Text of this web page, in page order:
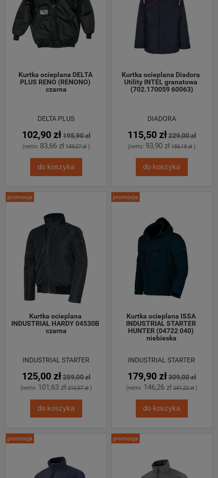
Kurtka ocieplana DELTA
PLUS RENO (RENONO)
czarna
DELTA PLUS
102,90 zł195,90 zł
(netto: 83,66 zł 159,27 zł)
do koszyka
Kurtka ocieplana Diadora
Utility INTEL granatowa
(702.170059 60063)
DIADORA
115,50 zł229,00 zł
(netto: 93,90 zł 186,18 zł)
do koszyka
Kurtka ocieplana
INDUSTRIAL HARDY 04530B
czarna
INDUSTRIAL STARTER
125,00 zł259,00 zł
(netto: 101,63 zł 210,57 zł)
do koszyka
promocja
Kurtka ocieplana ISSA
INDUSTRIAL STARTER
HUNTER (04722 040)
niebieska
INDUSTRIAL STARTER
179,90 zł309,00 zł
(netto: 146,26 zł 251,22 zł)
do koszyka
promocja
promocja promocja